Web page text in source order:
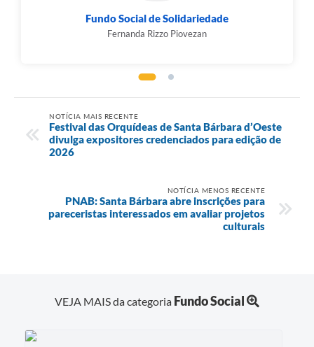
Fundo Social de Solidariedade
Fernanda Rizzo Piovezan
NOTÍCIA MAIS RECENTE
Festival das Orquídeas de Santa Bárbara d’Oeste
divulga expositores credenciados para edição de
2026
NOTÍCIA MENOS RECENTE
PNAB: Santa Bárbara abre inscrições para
pareceristas interessados em avaliar projetos
culturais
VEJA MAIS da categoria Fundo Social